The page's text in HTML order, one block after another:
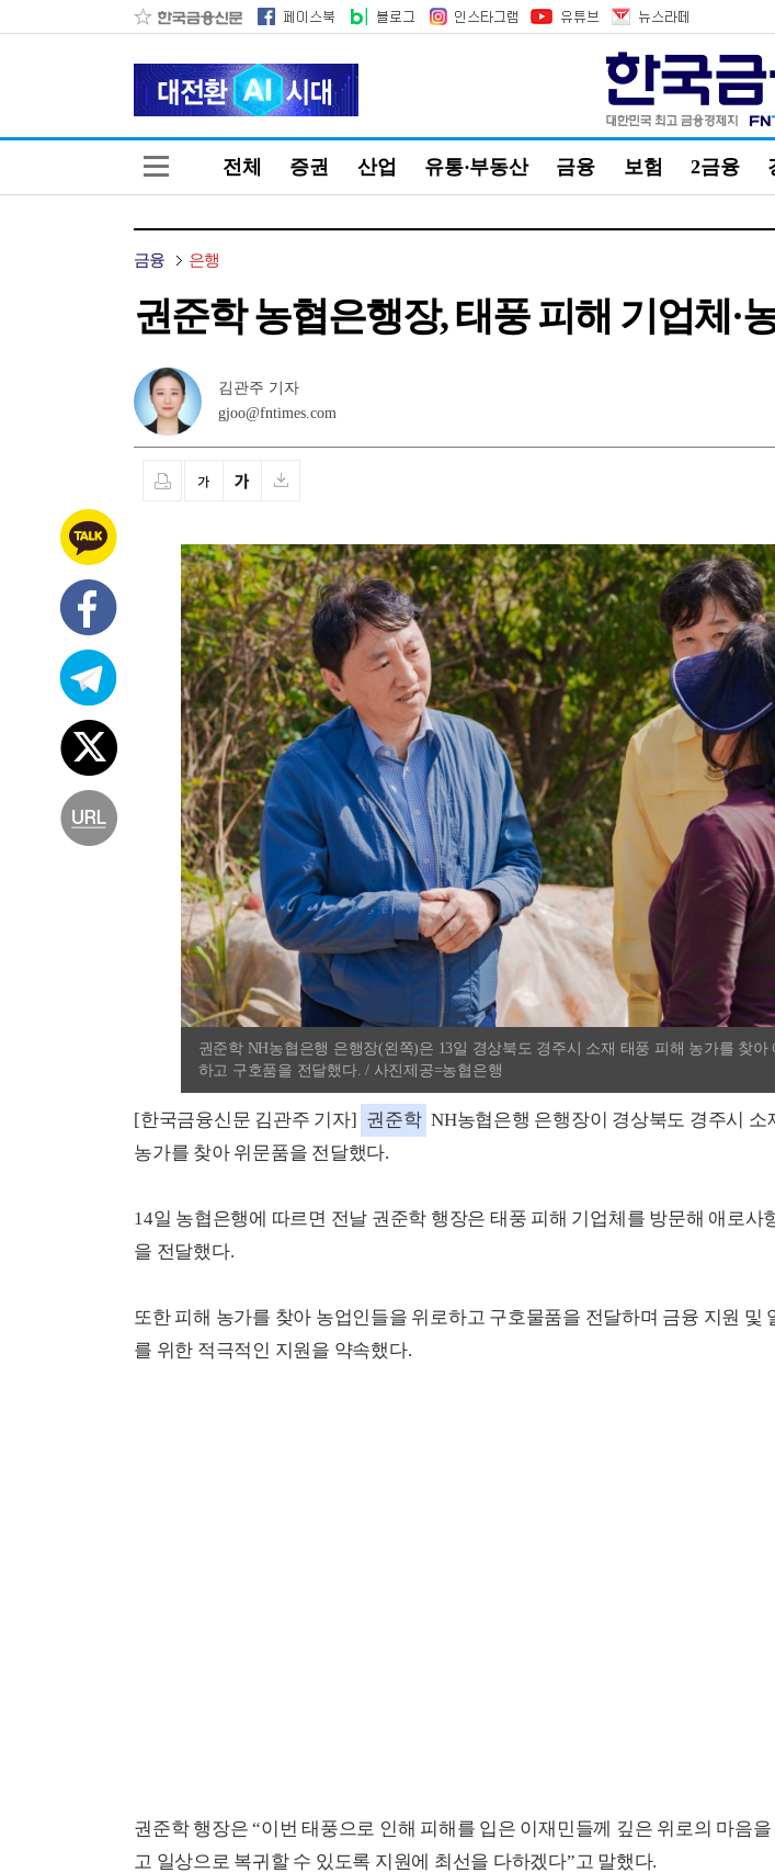
전체 증권 산업 유통·부동산 금융 보험 2금융
금융 은행
권준학 농협은행장, 태풍 피해 기업체·
김관주 기자
gjoo@fntimes.com
권준학 NH농협은행 은행장(왼쪽)은 13일 경상북도 경주시 소재 태풍 피해 농가를 찾아
하고 구호품을 전달했다. / 사진제공=농협은행
[한국금융신문 김관주 기자] 권준학 NH농협은행 은행장이 경상북도 경주시 소
농가를 찾아 위문품을 전달했다.
14일 농협은행에 따르면 전날 권준학 행장은 태풍 피해 기업체를 방문해 애로사
을 전달했다.
또한 피해 농가를 찾아 농업인들을 위로하고 구호물품을 전달하며 금융 지원 및
를 위한 적극적인 지원을 약속했다.
권준학 행장은 “이번 태풍으로 인해 피해를 입은 이재민들께 깊은 위로의 마음
고 일상으로 복귀할 수 있도록 지원에 최선을 다하겠다”고 말했다.